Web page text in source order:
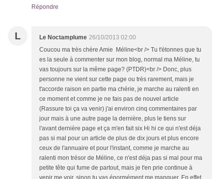
Répondre
L Le Noctamplume 26/10/2013 02:00
Coucou ma très chère Amie Méline<br /> Tu t'étonnes que tu
es la seule à commenter sur mon blog, normal ma Méline, tu
vas toujours sur la même page? (PTDR)<br /> Donc, plus
personne ne vient sur cette page ou très rarement, mais je
t'accorde raison en partie ma chérie, je marche au ralenti en
ce moment et comme je ne fais pas de nouvel article
(Rassure toi ça va venir) j'ai environ cinq commentaires par
jour mais à une autre page la dernière, plus le tiens sur
l'avant dernière page et ça m'en fait six Hi hi ce qui n'est déja
pas si mal pour un article de plus de dix jours et plus encore
ceux de l'annuaire et pour l'instant, comme je marche au
ralenti mon trésor de Méline, ce n'est déja pas si mal pour ma
petite tête qui fume de partout, mais je t'en prie continue à
venir me voir, sinon tu vas énormément me manquer. En effet